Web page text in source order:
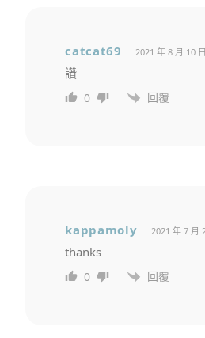
catcat69 2021 年 8 月 10
讚
0 回覆
kappamoly 2021 年 7 月
thanks
0 回覆